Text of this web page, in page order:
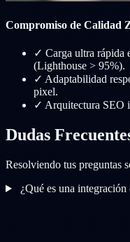
Compromiso de Calidad
✓ Carga ultra rápida
(Lighthouse > 95%).
✓ Adaptabilidad
pixel.
✓ Arquitectura SEO
Dudas
Resolviendo tus preguntas
¿Qué es una